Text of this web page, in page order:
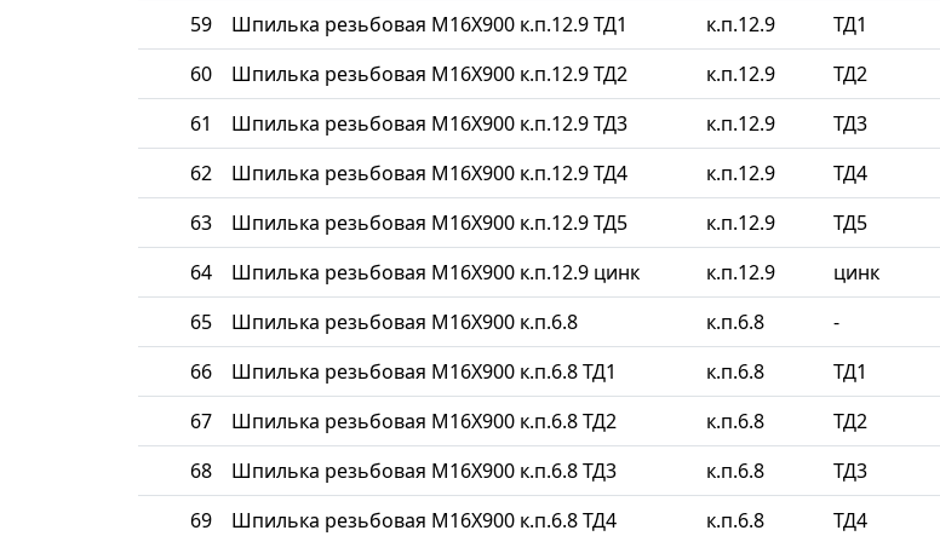
59 Шпилька резьбовая М16Х900 к.п.12.9 ТД1 к.п.12.9 ТД1
60 Шпилька резьбовая М16Х900 к.п.12.9 ТД2 к.п.12.9 ТД2
61 Шпилька резьбовая М16Х900 к.п.12.9 ТД3 к.п.12.9 ТД3
62 Шпилька резьбовая М16Х900 к.п.12.9 ТД4 к.п.12.9 ТД4
63 Шпилька резьбовая М16Х900 к.п.12.9 ТД5 к.п.12.9 ТД5
64 Шпилька резьбовая М16Х900 к.п.12.9 цинк к.п.12.9 цинк
65 Шпилька резьбовая М16Х900 к.п.6.8 к.п.6.8 -
66 Шпилька резьбовая М16Х900 к.п.6.8 ТД1 к.п.6.8 ТД1
67 Шпилька резьбовая М16Х900 к.п.6.8 ТД2 к.п.6.8 ТД2
68 Шпилька резьбовая М16Х900 к.п.6.8 ТД3 к.п.6.8 ТД3
69 Шпилька резьбовая М16Х900 к.п.6.8 ТД4 к.п.6.8 ТД4